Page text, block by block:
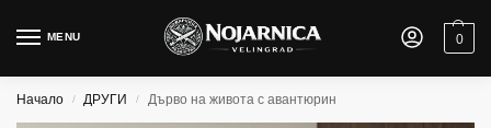
MENU 0
Начало / ДРУГИ / Дърво на живота с авантюрин